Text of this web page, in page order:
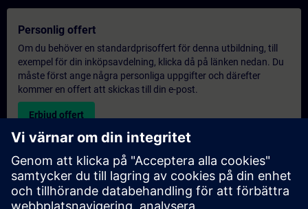
Personlig offert
Om du behöver en standardprisoffert för denna utbildning, till
exempel för din inköpsavdelning, klicka då på länken nedan. Du
måste först ange några personliga uppgifter och därefter
kommer en offert att skickas till din e-post.
Erbjud offert
Exklusiv utbildningsförfrågan
Vänligen fyll i förfrågningsformuläret nedan om du behöver en
offert för en exklusiv utbildningskurs antingen på plats, virtuellt